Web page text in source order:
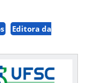
Editora da